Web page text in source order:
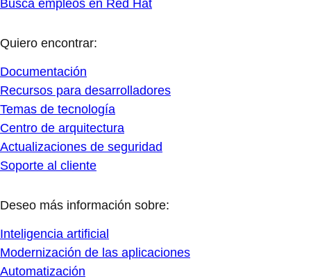
Busca empleos en Red Hat
Quiero encontrar:
Documentación
Recursos para desarrolladores
Temas de tecnología
Centro de arquitectura
Actualizaciones de seguridad
Soporte al cliente
Deseo más información sobre:
Inteligencia artificial
Modernización de las aplicaciones
Automatización